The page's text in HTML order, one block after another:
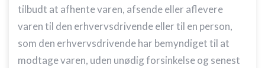
tilbudt at afhente varen, afsende eller aflevere
varen til den erhvervsdrivende eller til en person,
som den erhvervsdrivende har bemyndiget til at
modtage varen, uden unødig forsinkelse og senest